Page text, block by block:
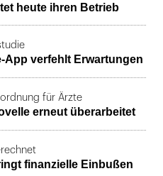
heute ihren Betrieb
App verfehlt Erwartungen
für Ärzte
erneut überarbeitet
finanzielle Einbußen